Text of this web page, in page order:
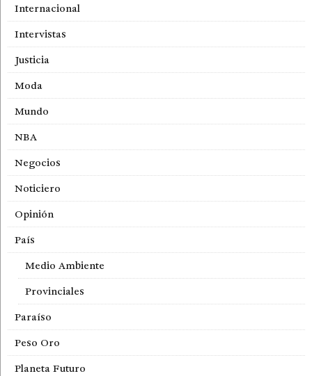
Internacional
Intervistas
Justicia
Moda
Mundo
NBA
Negocios
Noticiero
Opinión
País
Medio Ambiente
Provinciales
Paraíso
Peso Oro
Planeta Futuro